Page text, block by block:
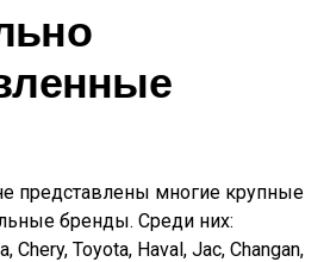
представлены многие крупные
бренды. Среди них:
Chery, Toyota, Haval, Jac, Changan,